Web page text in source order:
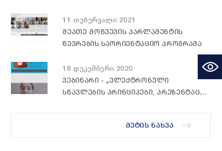
ᲒᲐᲜᲕᲘᲗᲐᲠᲔᲑᲐᲨᲘ, ᲡᲬᲝᲠᲔᲓ ᲐᲛᲘᲢᲝᲛ,
ᲘᲜᲕᲔᲡᲢᲘᲪᲘᲐᲡ ᲕᲓᲔᲑᲗ ᲐᲮᲐᲚᲒᲐᲖᲠᲓᲔᲑᲨᲘ
11 თებერვალი 2021
ᲛᲔᲐᲗᲔ ᲛᲝᲬᲕᲔᲕᲘᲡ ᲞᲐᲠᲚᲐᲛᲔᲜᲢᲘᲡ
ᲬᲔᲕᲠᲔᲑᲘᲡ ᲡᲐᲝᲠᲘᲔᲜᲢᲐᲪᲘᲝ ᲞᲠᲝᲒᲠᲐᲛᲐ
18 დეკემბერი 2020
ᲕᲔᲑᲘᲜᲐᲠᲘ - „ᲔᲚᲔᲥᲢᲠᲝᲜᲣᲚᲘ
ᲡᲬᲐᲕᲚᲔᲑᲘᲡ ᲞᲠᲘᲜᲪᲘᲞᲔᲑᲘ, ᲞᲠᲔᲖᲔᲜᲢᲐᲪᲘᲐ
ᲛᲔᲢᲘᲡ ᲜᲐᲮᲕᲐ